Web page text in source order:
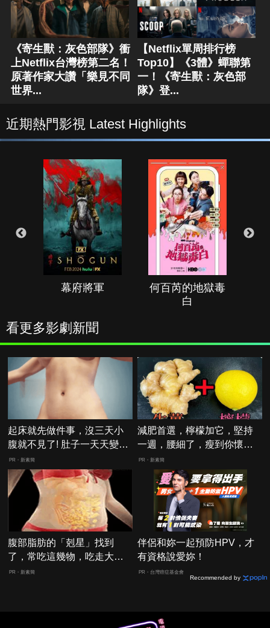
《寄生獸：灰色部隊》衝
上Netflix台灣榜第二名！
原著作家大讚「樂見不同
世界...
【Netflix單周排行榜
Top10】《3體》蟬聯第
一！《寄生獸：灰色部
隊》登...
近期熱門影視 Latest Highlights
幕府將軍
何百芮的地獄毒
白
看更多影劇新聞
起床就先做件事，沒三天小
腹就不見了! 肚子一天天變
小！
PR・新素簡
減肥首選，檸檬加它，堅持
一週，腰細了，瘦到你懷疑
人生
PR・新素簡
腹部脂肪的「剋星」找到
了，常吃這幾物，吃走大肚
囊，瘦出小蠻腰
PR・新素簡
伴侶和妳一起預防HPV，才
有資格說愛妳！
PR・台灣癌症基金會
Recommended by